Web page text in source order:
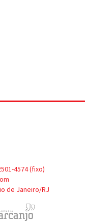
4574 (fixo)
de Janeiro/RJ